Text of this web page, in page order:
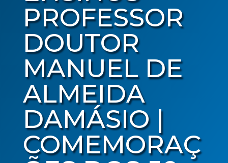
PROFESSOR
DOUTOR
MANUEL DE
ALMEIDA
DAMÁSIO |
COMEMORAÇ